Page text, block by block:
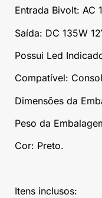
Entrada Bivolt: AC
Saída: DC 135W
Possui Led
Compatível:
Dimensões da
Peso da
Cor: Preto.
Itens inclusos: